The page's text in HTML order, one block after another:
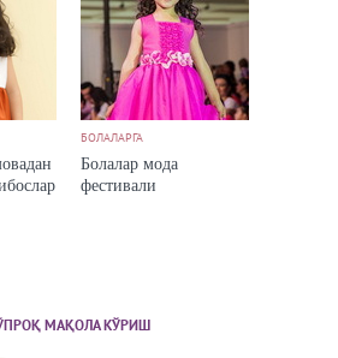
БОЛАЛАРГА
Болалар мода
фестивали
МАҚОЛА КЎРИШ